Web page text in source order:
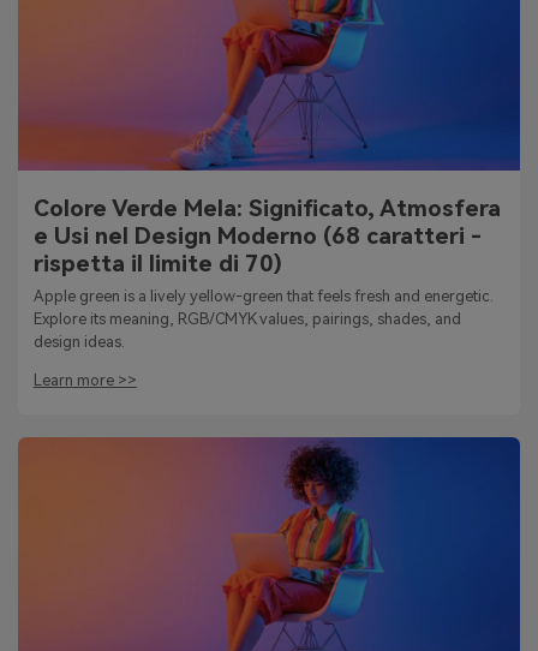
Colore Verde Mela: Significato, Atmosfera
e Usi nel Design Moderno (68 caratteri -
rispetta il limite di 70)
Apple green is a lively yellow-green that feels fresh and energetic.
Explore its meaning, RGB/CMYK values, pairings, shades, and
design ideas.
Learn more >>